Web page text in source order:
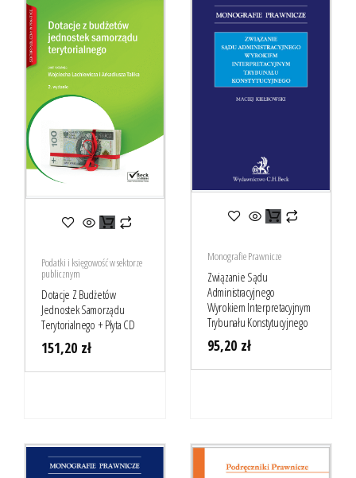
Podatki i księgowość w sektorze
publicznym
Dotacje Z Budżetów
Jednostek Samorządu
Terytorialnego + Płyta CD
151,20 zł
Monografie Prawnicze
Związanie Sądu
Administracyjnego
Wyrokiem Interpretacyjnym
Trybunału Konstytucyjnego
95,20 zł